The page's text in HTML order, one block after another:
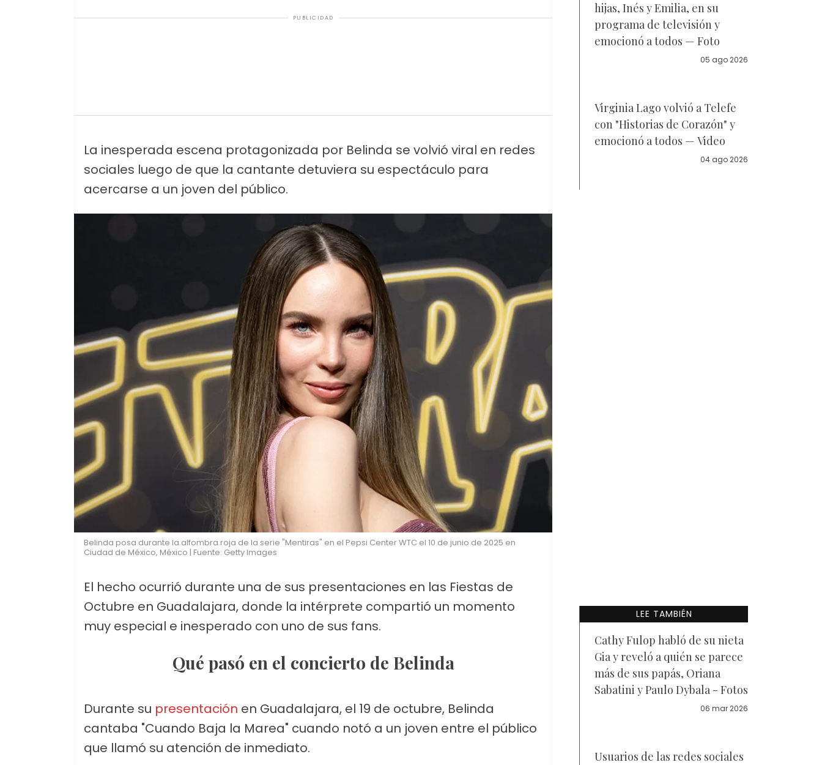
PUBLICIDAD
La inesperada escena protagonizada por Belinda se volvió viral en redes
sociales luego de que la cantante detuviera su espectáculo para
acercarse a un joven del público.
Belinda posa durante la alfombra roja de la serie "Mentiras" en el Pepsi Center WTC el 10 de junio de 2025 en
Ciudad de México, México | Fuente: Getty Images
El hecho ocurrió durante una de sus presentaciones en las Fiestas de
Octubre en Guadalajara, donde la intérprete compartió un momento
muy especial e inesperado con uno de sus fans.
Qué pasó en el concierto de Belinda
Durante su presentación en Guadalajara, el 19 de octubre, Belinda
cantaba "Cuando Baja la Marea" cuando notó a un joven entre el público
que llamó su atención de inmediato.
hijas, Inés y Emilia, en su
programa de televisión y
emocionó a todos — Foto
05 ago 2026
Virginia Lago volvió a Telefe
con "Historias de Corazón" y
emocionó a todos — Video
04 ago 2026
LEE TAMBIÉN
Cathy Fulop habló de su nieta
Gia y reveló a quién se parece
más de sus papás, Oriana
Sabatini y Paulo Dybala - Fotos
06 mar 2026
Usuarios de las redes sociales